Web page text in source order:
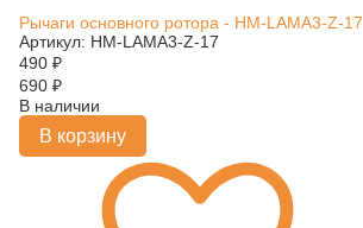
Рычаги основного ротора - HM-LAMA3-Z-17
Артикул: HM-LAMA3-Z-17
490 ₽
690 ₽
В наличии
В корзину